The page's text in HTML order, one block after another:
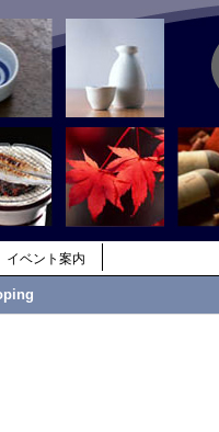
イベント案内